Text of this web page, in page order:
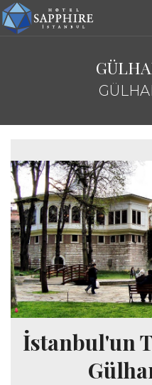
İstanbul'un